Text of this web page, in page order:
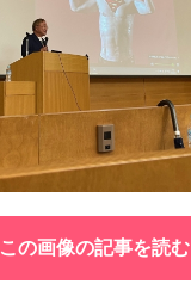
この画像の記事を読む